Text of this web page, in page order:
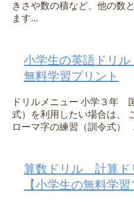
きさや数の積など、他の数
ます...
小学生の英語ドリ
無料学習プリント
ドリルメニュー 小学３年
式）を利用したい場合は
ローマ字の練習（訓令式）
算数ドリル 計算ド
【小学生の無料学習